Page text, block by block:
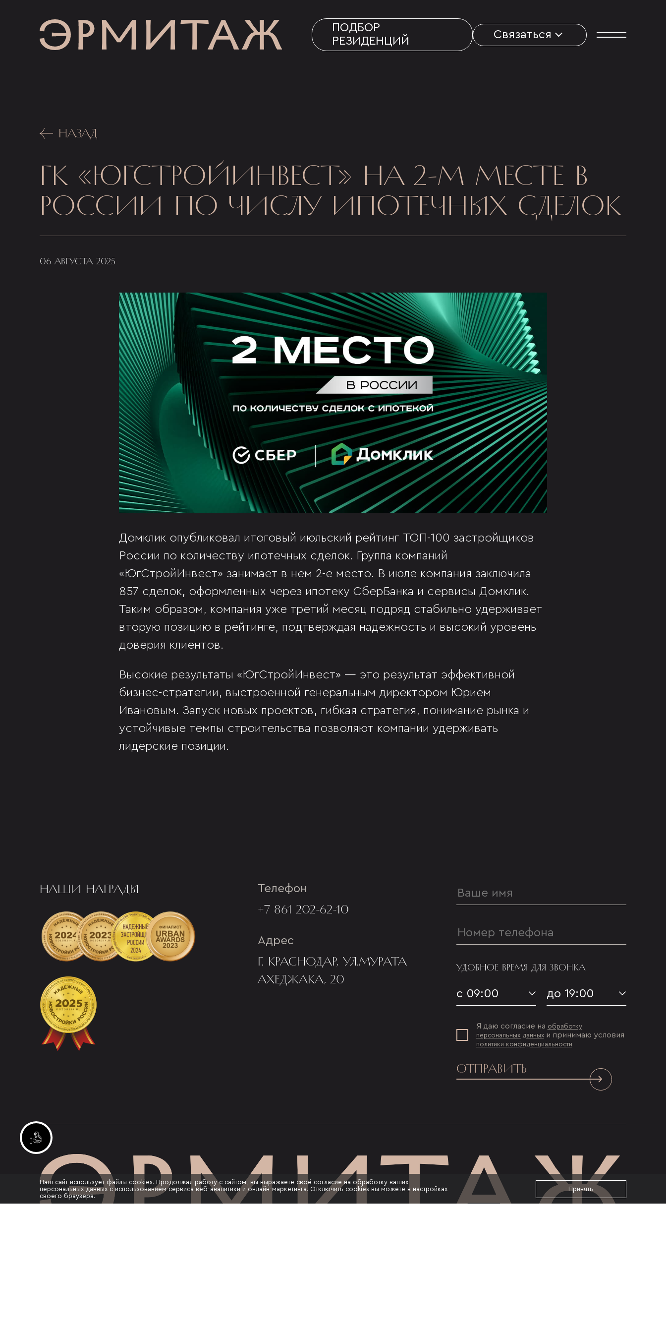
Инвестиционные лоты
ПОДБОР
РЕЗИДЕНЦИЙ
Связаться
НАЗАД
ГК «ЮГСТРОЙИНВЕСТ» НА 2-М МЕСТЕ В
РОССИИ ПО ЧИСЛУ ИПОТЕЧНЫХ СДЕЛОК
06 АВГУСТА 2025
Домклик опубликовал итоговый июльский рейтинг ТОП-100 застройщиков
России по количеству ипотечных сделок. Группа компаний
«ЮгСтройИнвест» занимает в нем 2-е место. В июле компания заключила
857 сделок, оформленных через ипотеку СберБанка и сервисы Домклик.
Таким образом, компания уже третий месяц подряд стабильно удерживает
вторую позицию в рейтинге, подтверждая надежность и высокий уровень
доверия клиентов.
Высокие результаты «ЮгСтройИнвест» — это результат эффективной
бизнес-стратегии, выстроенной генеральным директором Юрием
Ивановым. Запуск новых проектов, гибкая стратегия, понимание рынка и
устойчивые темпы строительства позволяют компании удерживать
лидерские позиции.
НАШИ НАГРАДЫ Телефон
+7 861 202-62-10
Адрес
Г. КРАСНОДАР, УЛ.МУРАТА
АХЕДЖАКА, 20
УДОБНОЕ ВРЕМЯ ДЛЯ ЗВОНКА
с 09:00 до 19:00
Я даю согласие на обработку
персональных данныхи принимаю условия
политики конфиденциальности
ОТПРАВИТЬ
Наш сайт использует файлы cookies. Продолжая работу с сайтом, вы выражаете своё согласие на обработку ваших
персональных данных с использованием сервиса веб-аналитики и онлайн-маркетинга. Отключить cookies вы можете в настройках
своего браузера.
Принять